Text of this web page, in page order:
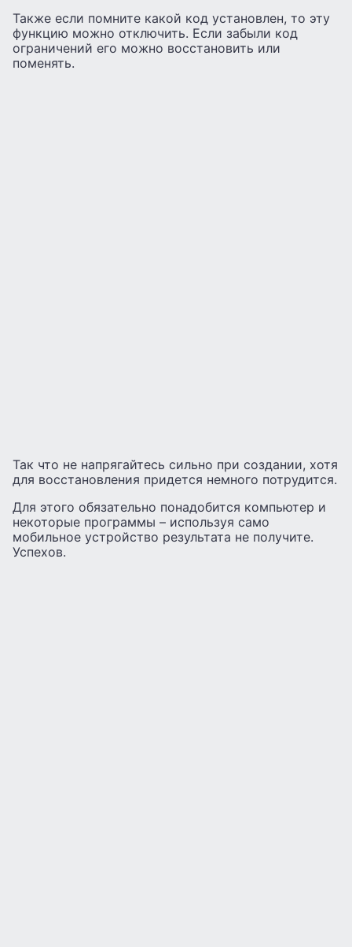
Также если помните какой код установлен, то эту
функцию можно отключить. Если забыли код
ограничений его можно восстановить или
поменять.
Так что не напрягайтесь сильно при создании, хотя
для восстановления придется немного потрудится.
Для этого обязательно понадобится компьютер и
некоторые программы – используя само
мобильное устройство результата не получите.
Успехов.